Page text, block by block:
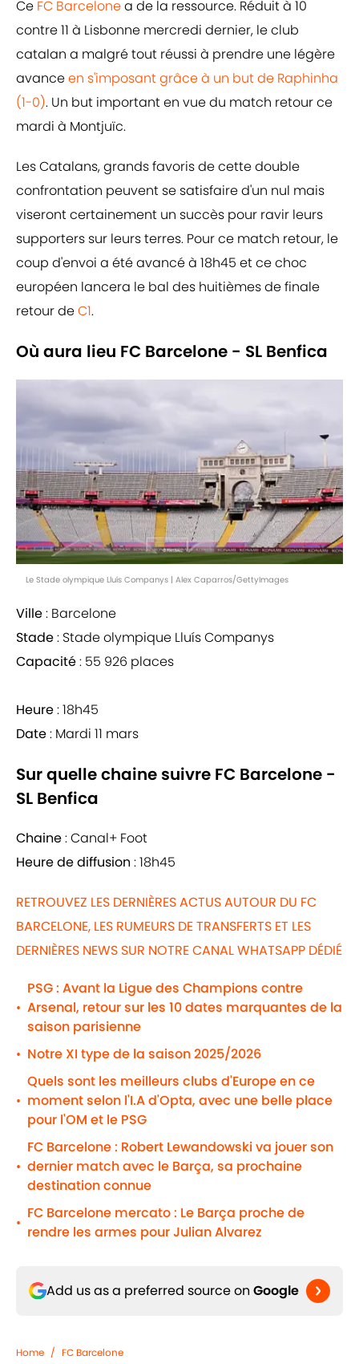
Ce FC Barcelonea de la ressource. Réduit à 10
contre 11 à Lisbonne mercredi dernier, le club
catalan a malgré tout réussi à prendre une légère
avanceen s'imposant grâce à un but de Raphinha
(1-0). Un but important en vue du match retour ce
mardi à Montjuïc.
Les Catalans, grands favoris de cette double
confrontation peuvent se satisfaire d'un nul mais
viseront certainement un succès pour ravir leurs
supporters sur leurs terres. Pour ce match retour, le
coup d'envoi a été avancé à 18h45 et ce choc
européen lancera le bal des huitièmes de finale
retour deC1.
Où aura lieu FC Barcelone - SL Benfica
Le Stade olympique Lluís Companys | Alex Caparros/GettyImages
Ville: Barcelone
Stade: Stade olympique Lluís Companys
Capacité: 55 926 places
Heure: 18h45
Date: Mardi 11 mars
Sur quelle chaine suivre FC Barcelone -
SL Benfica
Chaine: Canal+ Foot
Heure de diffusion : 18h45
RETROUVEZ LES DERNIÈRES ACTUS AUTOUR DU FC
BARCELONE, LES RUMEURS DE TRANSFERTS ET LES
DERNIÈRES NEWS SUR NOTRE CANAL WHATSAPP DÉDIÉ
•
PSG : Avant la Ligue des Champions contre
Arsenal, retour sur les 10 dates marquantes de la
saison parisienne
• Notre XI type de la saison 2025/2026
•
Quels sont les meilleurs clubs d'Europe en ce
moment selon l'I.A d'Opta, avec une belle place
pour l'OM et le PSG
•
FC Barcelone : Robert Lewandowski va jouer son
dernier match avec le Barça, sa prochaine
destination connue
•
FC Barcelone mercato : Le Barça proche de
rendre les armes pour Julian Alvarez
Add us as a preferred source on Google
Home / FC Barcelone